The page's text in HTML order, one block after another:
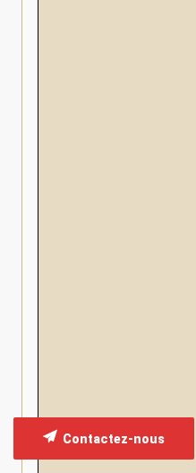
Contactez-nous